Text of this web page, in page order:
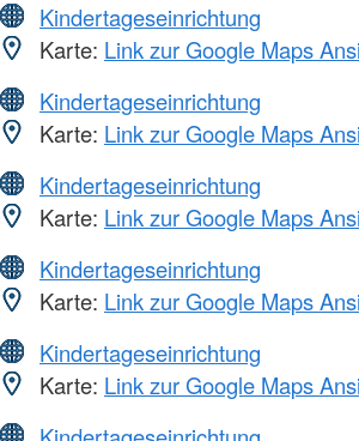
Kindertageseinrichtung
Karte: Link zur Google Maps
Kindertageseinrichtung
Karte: Link zur Google Maps
Kindertageseinrichtung
Karte: Link zur Google Maps
Kindertageseinrichtung
Karte: Link zur Google Maps
Kindertageseinrichtung
Karte: Link zur Google Maps